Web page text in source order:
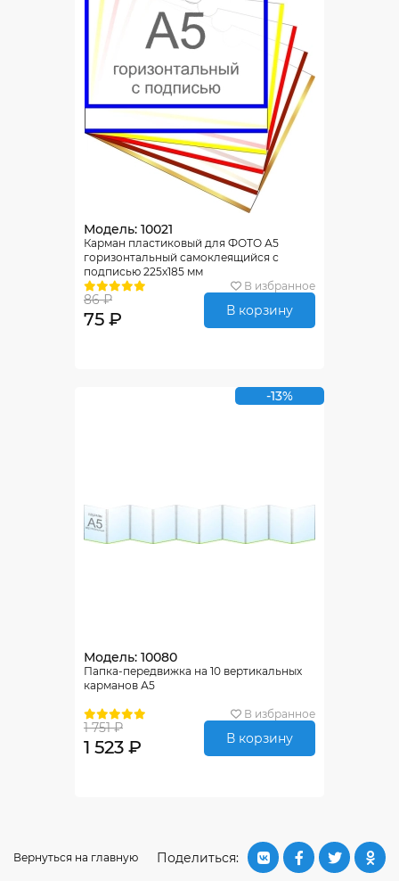
Модель: 10021
Карман пластиковый для ФОТО А5
горизонтальный самоклеящийся с
подписью 225х185 мм
В избранное
86 ₽
75 ₽ В корзину
-13%
Модель: 10080
Папка-передвижка на 10 вертикальных
карманов А5
В избранное
1 751 ₽
1 523 ₽ В корзину
Поделиться:
Вернуться на главную